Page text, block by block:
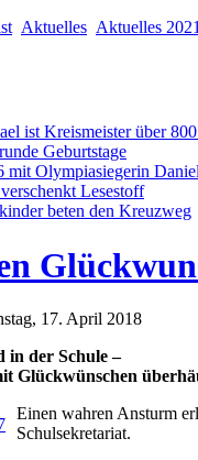
Aktuelles Aktuelles
ist Kreismeister über
Geburtstage
mit Olympiasiegerin
Lesestoff
beten den Kreuzweg
17. April 2018
in der Schule –
Glückwünschen
Einen wahren Ansturm
Schulsekretariat.